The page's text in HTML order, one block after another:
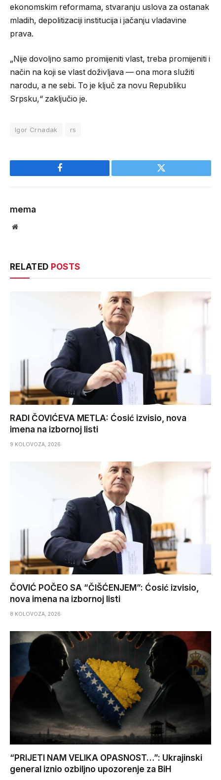
ekonomskim reformama, stvaranju uslova za ostanak
mladih, depolitizaciji institucija i jačanju vladavine
prava.
„Nije dovoljno samo promijeniti vlast, treba promijeniti i
način na koji se vlast doživljava — ona mora služiti
narodu, a ne sebi. To je ključ za novu Republiku
Srpsku,“ zaključio je.
Igor Crnadak rs
Facebook Twitter
mema
Website
RELATED POSTS
RADI ČOVIĆEVA METLA: Ćosić izvisio, nova
imena na izbornoj listi
9 KOLOVOZA, 2026
ČOVIĆ POČEO SA “ČIŠĆENJEM”: Ćosić izvisio,
nova imena na izbornoj listi
8 KOLOVOZA, 2026
“PRIJETI NAM VELIKA OPASNOST…”: Ukrajinski
general iznio ozbiljno upozorenje za BiH